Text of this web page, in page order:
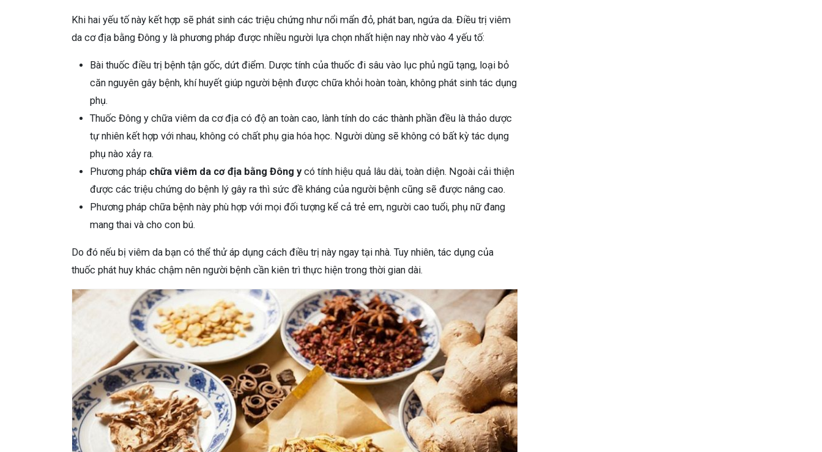
Khi hai yếu tố này kết hợp sẽ phát sinh các triệu chứng như nổi mẩn đỏ, phát ban, ngứa da. Điều trị viêm
da cơ địa bằng Đông y là phương pháp được nhiều người lựa chọn nhất hiện nay nhờ vào 4 yếu tố:
Bài thuốc điều trị bệnh tận gốc, dứt điểm. Dược tính của thuốc đi sâu vào lục phủ ngũ tạng, loại bỏ
căn nguyên gây bệnh, khí huyết giúp người bệnh được chữa khỏi hoàn toàn, không phát sinh tác dụng
phụ.
Thuốc Đông y chữa viêm da cơ địa có độ an toàn cao, lành tính do các thành phần đều là thảo dược
tự nhiên kết hợp với nhau, không có chất phụ gia hóa học. Người dùng sẽ không có bất kỳ tác dụng
phụ nào xảy ra.
Phương pháp chữa viêm da cơ địa bằng Đông ycó tính hiệu quả lâu dài, toàn diện. Ngoài cải thiện
được các triệu chứng do bệnh lý gây ra thì sức đề kháng của người bệnh cũng sẽ được nâng cao.
Phương pháp chữa bệnh này phù hợp với mọi đối tượng kể cả trẻ em, người cao tuổi, phụ nữ đang
mang thai và cho con bú.
Do đó nếu bị viêm da bạn có thể thử áp dụng cách điều trị này ngay tại nhà. Tuy nhiên, tác dụng của
thuốc phát huy khác chậm nên người bệnh cần kiên trì thực hiện trong thời gian dài.